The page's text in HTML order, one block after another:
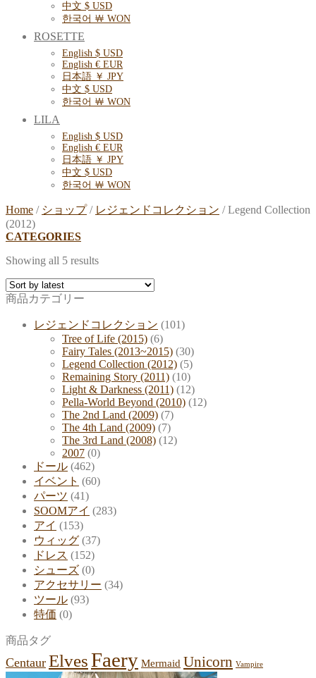
中文 $ USD
한국어 ￦ WON
ROSETTE
English $ USD
English € EUR
日本語 ￥ JPY
中文 $ USD
한국어 ￦ WON
LILA
English $ USD
English € EUR
日本語 ￥ JPY
中文 $ USD
한국어 ￦ WON
Home / ショップ / レジェンドコレクション /Legend Collection
(2012)
CATEGORIES
Showing all 5 results
商品カテゴリー
レジェンドコレクション (101)
Tree of Life (2015) (6)
Fairy Tales (2013~2015) (30)
Legend Collection (2012) (5)
Remaining Story (2011) (10)
Light & Darkness (2011) (12)
Pella-World Beyond (2010) (12)
The 2nd Land (2009) (7)
The 4th Land (2009) (7)
The 3rd Land (2008) (12)
2007 (0)
ドール (462)
イベント (60)
パーツ (41)
SOOMアイ (283)
アイ (153)
ウィッグ (37)
ドレス (152)
シューズ (0)
アクセサリー (34)
ツール (93)
特価 (0)
商品タグ
Centaur ElvesFaery Mermaid Unicorn Vampire